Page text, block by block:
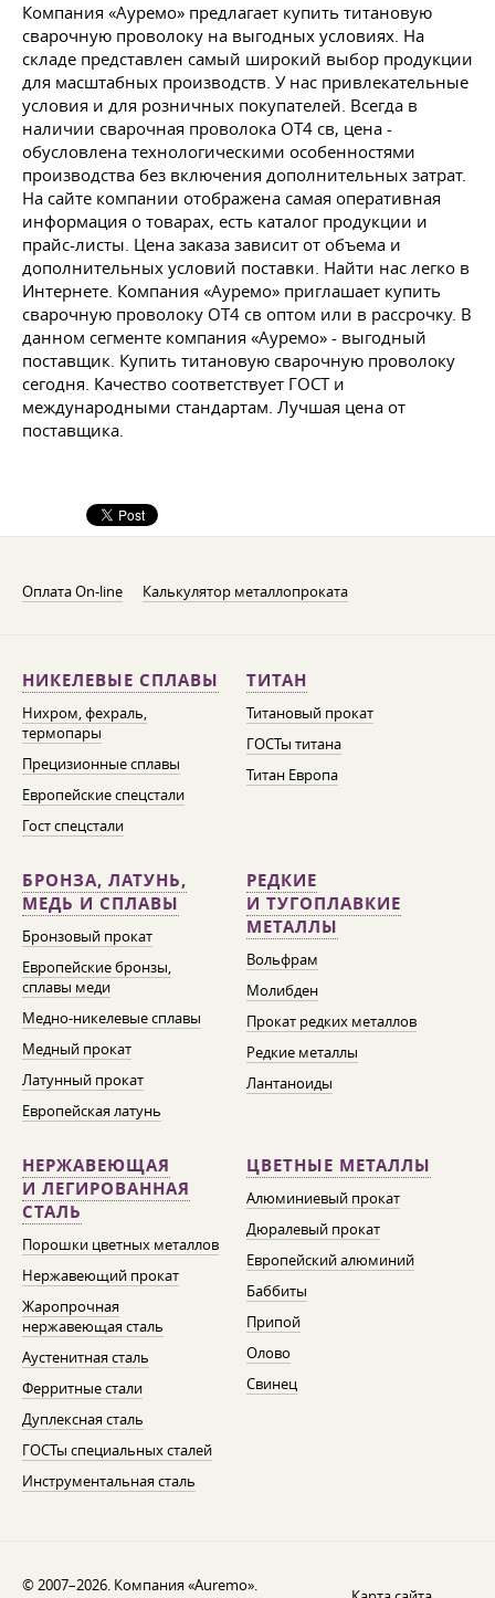
Компания «Ауремо» предлагает купить титановую
сварочную проволоку на выгодных условиях. На
складе представлен самый широкий выбор продукции
для масштабных производств. У нас привлекательные
условия и для розничных покупателей. Всегда в
наличии сварочная проволока ОТ4 св, цена -
обусловлена технологическими особенностями
производства без включения дополнительных затрат.
На сайте компании отображена самая оперативная
информация о товарах, есть каталог продукции и
прайс-листы. Цена заказа зависит от объема и
дополнительных условий поставки. Найти нас легко в
Интернете. Компания «Ауремо» приглашает купить
сварочную проволоку ОТ4 св оптом или в рассрочку. В
данном сегменте компания «Ауремо» - выгодный
поставщик. Купить титановую сварочную проволоку
сегодня. Качество соответствует ГОСТ и
международными стандартам. Лучшая цена от
поставщика.
Оплата On-line Калькулятор металлопроката
НИКЕЛЕВЫЕ СПЛАВЫ
Нихром, фехраль,
термопары
Прецизионные сплавы
Европейские спецстали
Гост спецстали
ТИТАН
Титановый прокат
ГОСТы титана
Титан Европа
БРОНЗА, ЛАТУНЬ,
МЕДЬ И СПЛАВЫ
Бронзовый прокат
Европейские бронзы,
сплавы меди
Медно-никелевые сплавы
Медный прокат
Латунный прокат
Европейская латунь
РЕДКИЕ
И ТУГОПЛАВКИЕ
МЕТАЛЛЫ
Вольфрам
Молибден
Прокат редких металлов
Редкие металлы
Лантаноиды
НЕРЖАВЕЮЩАЯ
И ЛЕГИРОВАННАЯ
СТАЛЬ
Порошки цветных металлов
Нержавеющий прокат
Жаропрочная
нержавеющая сталь
Аустенитная сталь
Ферритные стали
Дуплексная сталь
ГОСТы специальных сталей
Инструментальная сталь
ЦВЕТНЫЕ МЕТАЛЛЫ
Алюминиевый прокат
Дюралевый прокат
Европейский алюминий
Баббиты
Припой
Олово
Свинец
© 2007–2026. Компания «Auremo».